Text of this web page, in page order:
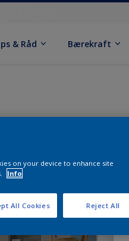
& Råd Bærekraft
on your device to enhance site
Info
Reject All
All Cookies